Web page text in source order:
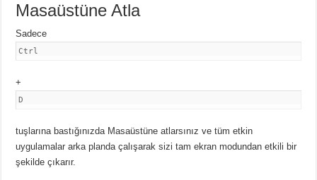
Masaüstüne Atla
Sadece
Ctrl
+
D
tuşlarına bastığınızda Masaüstüne atlarsınız ve tüm etkin
uygulamalar arka planda çalışarak sizi tam ekran modundan etkili bir
şekilde çıkarır.